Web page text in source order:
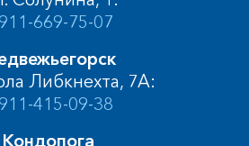
669-75-07
Либкнехта, 7А:
415-09-38
Кондопога